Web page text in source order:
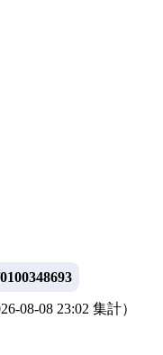
08-08 23:02 集計）